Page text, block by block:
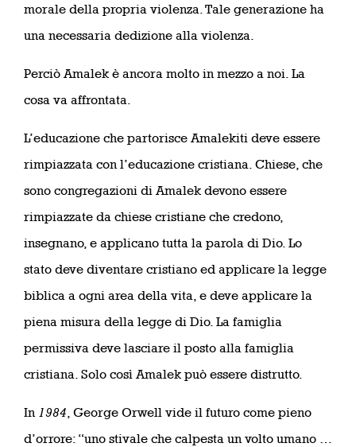
morale della propria violenza. Tale generazione ha
una necessaria dedizione alla violenza.
Perciò Amalek è ancora molto in mezzo a noi. La
cosa va affrontata.
L’educazione che partorisce Amalekiti deve essere
rimpiazzata con l’educazione cristiana. Chiese, che
sono congregazioni di Amalek devono essere
rimpiazzate da chiese cristiane che credono,
insegnano, e applicano tutta la parola di Dio. Lo
stato deve diventare cristiano ed applicare la legge
biblica a ogni area della vita, e deve applicare la
piena misura della legge di Dio. La famiglia
permissiva deve lasciare il posto alla famiglia
cristiana. Solo così Amalek può essere distrutto.
In 1984 , George Orwell vide il futuro come pieno
d’orrore: “uno stivale che calpesta un volto umano …